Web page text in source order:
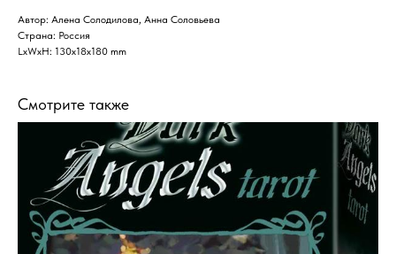
Автор: Алена Солодилова, Анна Соловьева
Страна: Россия
LxWxH: 130x18x180 mm
Смотрите также